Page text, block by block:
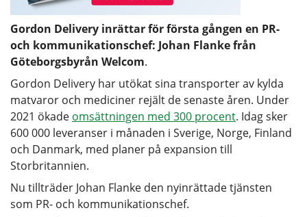
Gordon Delivery inrättar för första gången en PR-
och kommunikationschef: Johan Flanke från
Göteborgsbyrån Welcom.
Gordon Delivery har utökat sina transporter av kylda
matvaror och mediciner rejält de senaste åren. Under
2021 ökade omsättningen med 300 procent. Idag sker
600 000 leveranser i månaden i Sverige, Norge, Finland
och Danmark, med planer på expansion till
Storbritannien.
Nu tillträder Johan Flanke den nyinrättade tjänsten
som PR- och kommunikationschef.